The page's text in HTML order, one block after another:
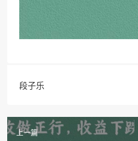
段子乐
上一篇